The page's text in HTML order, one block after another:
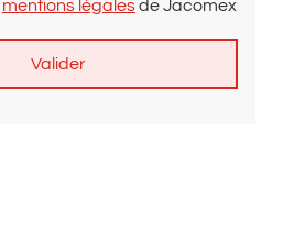
mentions légalesde Jacomex